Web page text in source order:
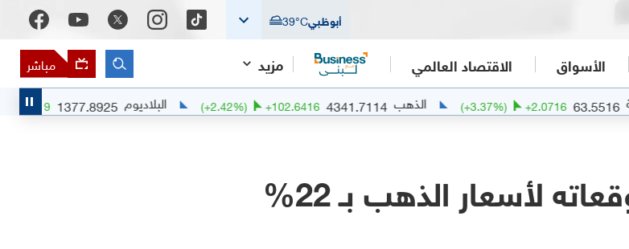
أبوظبي 39°C
الأسواق الاقتصاد العالمي مزيد مباشر
+2.0716
( +3.37%) الذهب 4341.7114
+102.6416
( +2.42%) البلاديوم 1377.8925
+6.9959
%)
لأسعار الذهب بـ 22%